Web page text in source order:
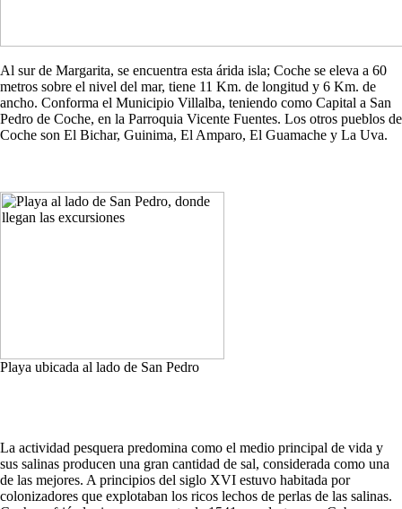
Al sur de Margarita, se encuentra esta árida isla; Coche se eleva a 60
metros sobre el nivel del mar, tiene 11 Km. de longitud y 6 Km. de
ancho. Conforma el Municipio Villalba, teniendo como Capital a San
Pedro de Coche, en la Parroquia Vicente Fuentes. Los otros pueblos de
Coche son El Bichar, Guinima, El Amparo, El Guamache y La Uva.
Playa ubicada al lado de San Pedro
La actividad pesquera predomina como el medio principal de vida y
sus salinas producen una gran cantidad de sal, considerada como una
de las mejores. A principios del siglo XVI estuvo habitada por
colonizadores que explotaban los ricos lechos de perlas de las salinas.